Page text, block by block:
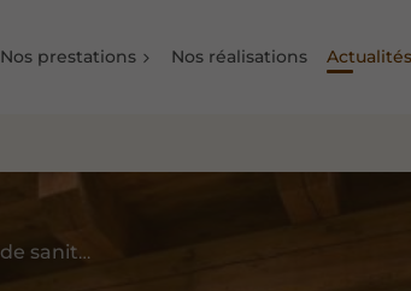
Nos prestations Nos réalisations Actualités
Comment bien entretenir le vide sanitaire de votre chalet ?